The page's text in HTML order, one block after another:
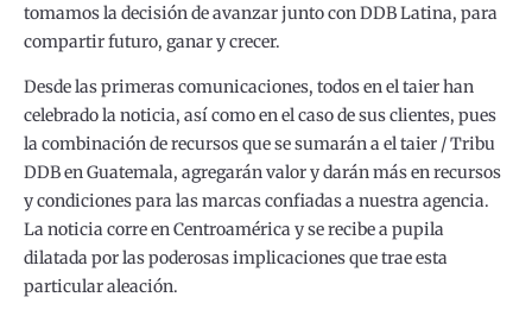
tomamos la decisión de avanzar junto con DDB Latina, para
compartir futuro, ganar y crecer.
Desde las primeras comunicaciones, todos en el taier han
celebrado la noticia, así como en el caso de sus clientes, pues
la combinación de recursos que se sumarán a el taier / Tribu
DDB en Guatemala, agregarán valor y darán más en recursos
y condiciones para las marcas confiadas a nuestra agencia.
La noticia corre en Centroamérica y se recibe a pupila
dilatada por las poderosas implicaciones que trae esta
particular aleación.